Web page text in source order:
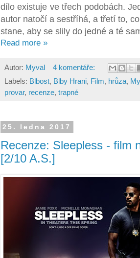
dílo existuje ve třech podobách.
autor natočí a sestříhá, a třetí to,
stane, aby se slily do jedné a té
Read more »
Autor: Myval
4 komentáře:
Labels: Blbost, Blby Hrani, Film, hrůza,
provar, recenze, trapné
25. ledna 2017
Recenze: Sleepless - film
[2/10 A.S.]